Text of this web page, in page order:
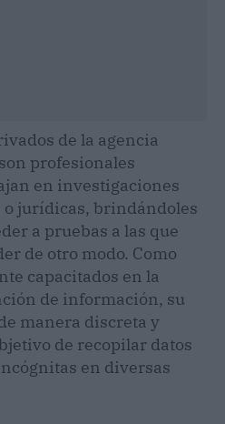
de la agencia
profesionales
en investigaciones
o jurídicas, brindándoles
a pruebas a las que
de otro modo. Como
capacitados en la
de información, su
manera discreta y
de recopilar datos
en diversas